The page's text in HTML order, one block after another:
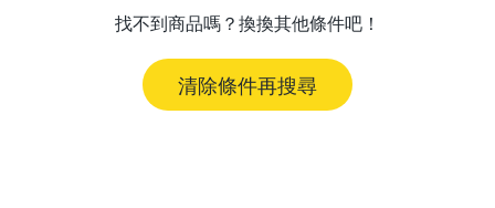
找不到商品嗎？換換其他條件吧！
清除條件再搜尋